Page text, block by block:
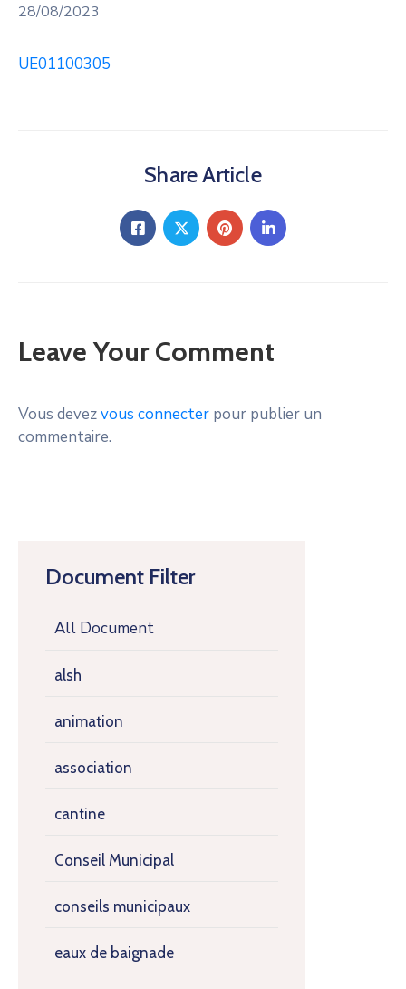
Document Filter
All Document
alsh
animation
association
cantine
Conseil Municipal
conseils municipaux
eaux de baignade
28/08/2023
UE01100305
Share Article
Leave Your Comment
Vous devezvous connecter pour publier un
commentaire.